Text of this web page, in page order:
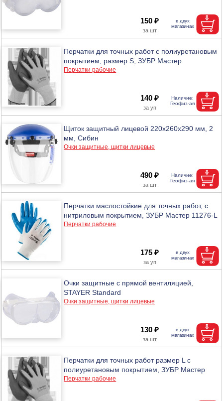
150 ₽
Перчатки для точных работ с полиуретановым
покрытием, размер S, ЗУБР Мастер
Перчатки рабочие
140 ₽
Щиток защитный лицевой 220x260x290 мм, 2
мм, Сибин
Очки защитные, щитки лицевые
490 ₽
Перчатки маслостойкие для точных работ, с
нитриловым покрытием, ЗУБР Мастер 11276-L
Перчатки рабочие
175 ₽
Очки защитные с прямой вентиляцией,
STAYER Standard
Очки защитные, щитки лицевые
130 ₽
Перчатки для точных работ размер L с
полиуретановым покрытием, ЗУБР Мастер
Перчатки рабочие